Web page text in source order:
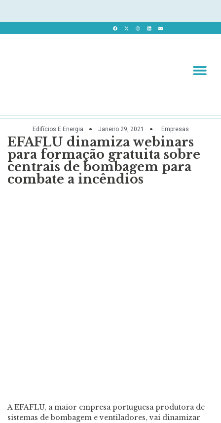
Edifícios E Energia Janeiro 29, 2021 Empresas
EFAFLU dinamiza webinars
para formação gratuita sobre
centrais de bombagem para
combate a incêndios
A EFAFLU, a maior empresa portuguesa produtora de
sistemas de bombagem e ventiladores, vai dinamizar